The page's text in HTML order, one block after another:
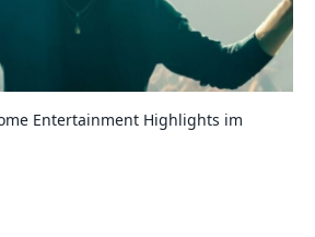
Entertainment Highlights im